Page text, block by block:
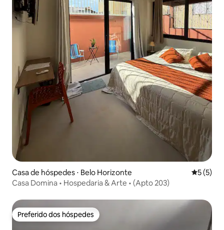
Casa de hóspedes ⋅ Belo Horizonte 5 de
5 (5)
Casa Domina • Hospedaria & Arte • (Apto 203)
Preferido dos hóspedes
Preferido dos hóspedes